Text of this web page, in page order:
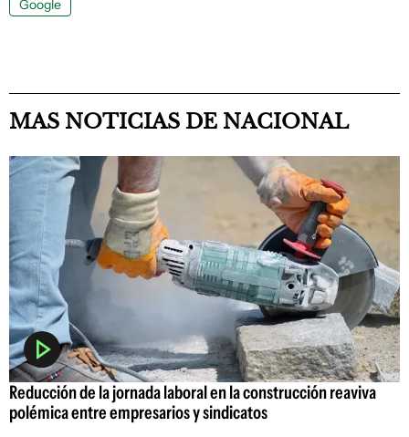
Google
MAS NOTICIAS DE NACIONAL
Reducción de la jornada laboral en la construcción reaviva
polémica entre empresarios y sindicatos